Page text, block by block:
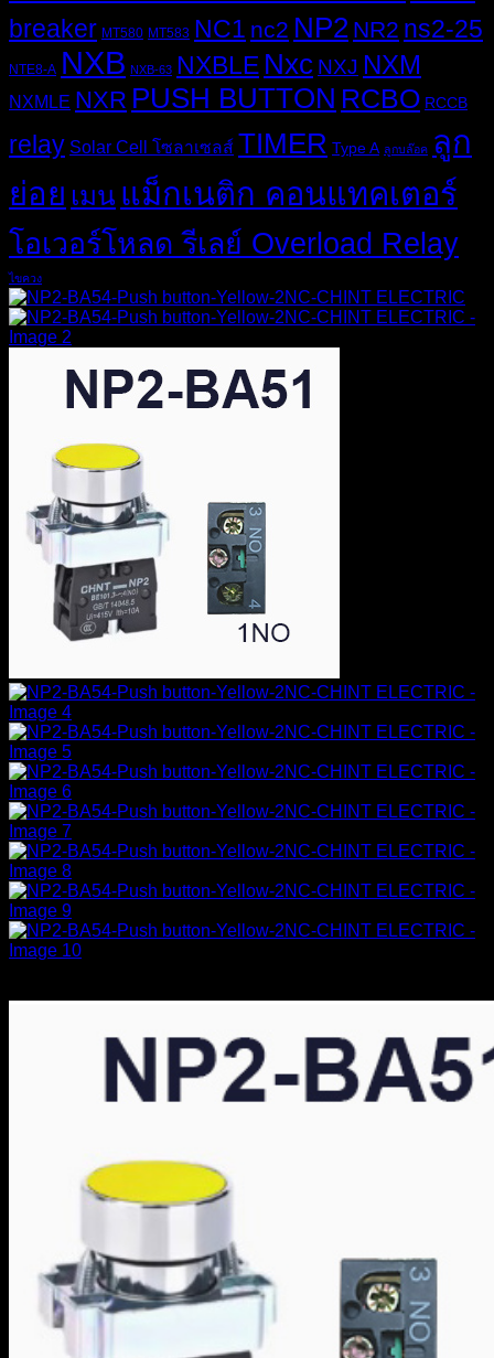
breaker MT580 MT583 NC1 nc2 NP2 NR2 ns2-25
NTE8-A NXB NXB-63 NXBLE Nxc NXJ NXM
NXMLE NXR PUSH BUTTON RCBO RCCB
relay Solar Cell โซลาเซลส์ TIMER Type A ลูกบล๊อค ลูก
ย่อย เมน แม็กเนติก คอนแทคเตอร์
โอเวอร์โหลด รีเลย์ Overload Relay
ไขควง